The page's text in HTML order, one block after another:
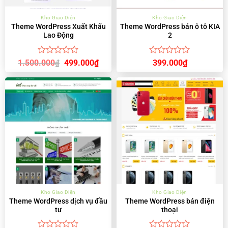
Kho Giao Diện
Theme WordPress Xuất Khẩu
Lao Động
Được
hạng
5
sao
1.500.000₫ Giá
là:
1.500.000₫.
499.000₫Giá
hiện
tại
là:
499.000₫.
Kho Giao Diện
Theme WordPress bán ô tô KIA
2
Được
hạng
0
5
sao
399.000₫
Kho Giao Diện
Theme WordPress dịch vụ đầu
tư
Kho Giao Diện
Theme WordPress bán điện
thoại